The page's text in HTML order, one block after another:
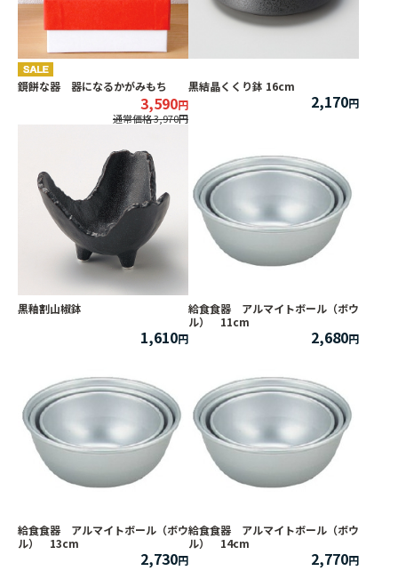
鏡餅な器 器になるかがみもち
3,590
通常価格 3,970
黒結晶くくり鉢 16cm
2,170
黒釉割山椒鉢
1,610
給食食器 アルマイトボール（ボウ
ル） 11cm
2,680
給食食器 アルマイトボール（ボウ
ル） 13cm
2,730
給食食器 アルマイトボール（ボウ
ル） 14cm
2,770